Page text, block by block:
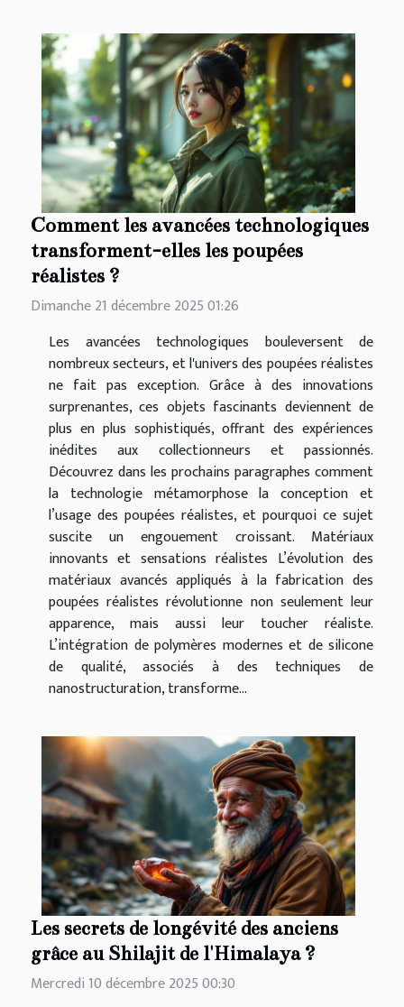
Comment les avancées technologiques
transforment-elles les poupées
réalistes ?
Dimanche 21 décembre 2025 01:26
Les avancées technologiques bouleversent de
nombreux secteurs, et l'univers des poupées réalistes
ne fait pas exception. Grâce à des innovations
surprenantes, ces objets fascinants deviennent de
plus en plus sophistiqués, offrant des expériences
inédites aux collectionneurs et passionnés.
Découvrez dans les prochains paragraphes comment
la technologie métamorphose la conception et
l’usage des poupées réalistes, et pourquoi ce sujet
suscite un engouement croissant. Matériaux
innovants et sensations réalistes L’évolution des
matériaux avancés appliqués à la fabrication des
poupées réalistes révolutionne non seulement leur
apparence, mais aussi leur toucher réaliste.
L’intégration de polymères modernes et de silicone
de qualité, associés à des techniques de
nanostructuration, transforme...
Les secrets de longévité des anciens
grâce au Shilajit de l'Himalaya ?
Mercredi 10 décembre 2025 00:30